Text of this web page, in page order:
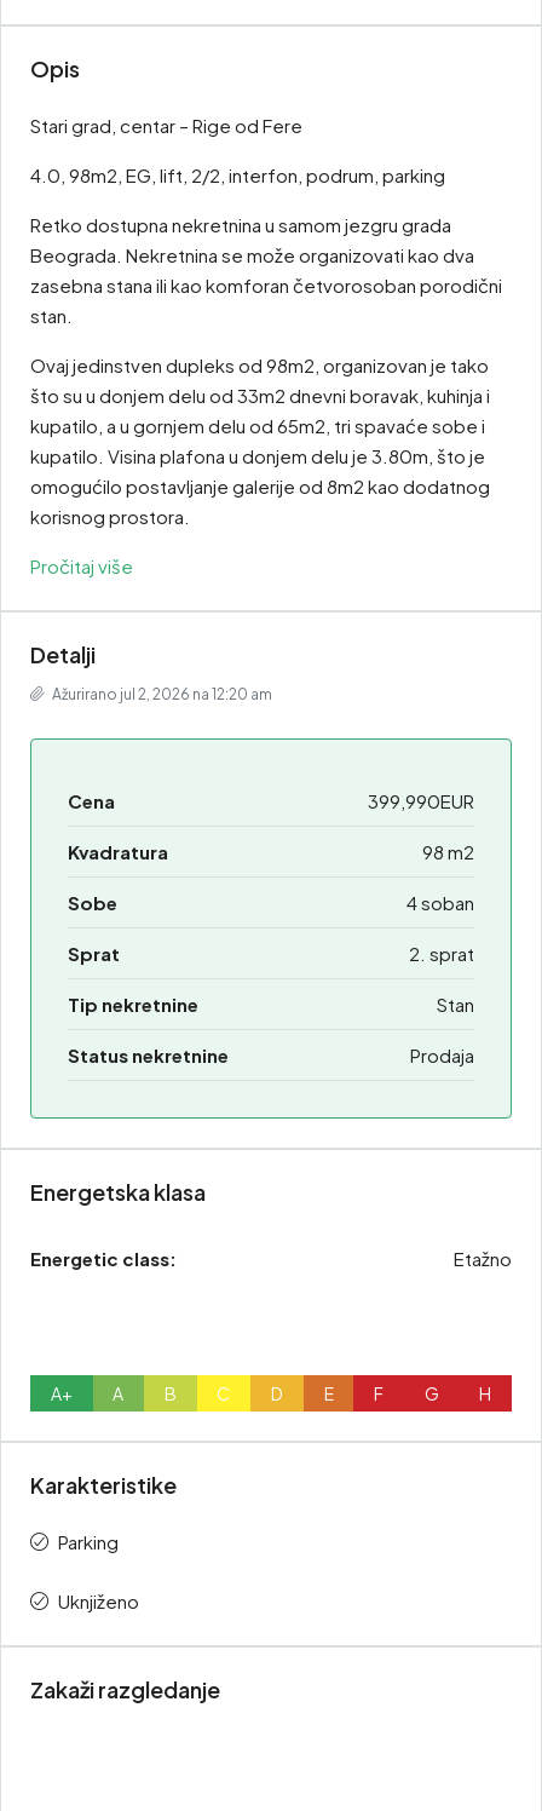
Opis
Stari grad, centar – Rige od Fere
4.0, 98m2, EG, lift, 2/2, interfon, podrum, parking
Retko dostupna nekretnina u samom jezgru grada
Beograda. Nekretnina se može organizovati kao dva
zasebna stana ili kao komforan četvorosoban porodični
stan.
Ovaj jedinstven dupleks od 98m2, organizovan je tako
što su u donjem delu od 33m2 dnevni boravak, kuhinja i
kupatilo, a u gornjem delu od 65m2, tri spavaće sobe i
kupatilo. Visina plafona u donjem delu je 3.80m, što je
omogućilo postavljanje galerije od 8m2 kao dodatnog
korisnog prostora.
Pročitaj više
Detalji
Ažurirano jul 2, 2026 na 12:20 am
Cena 399,990EUR
Kvadratura 98 m2
Sobe 4 soban
Sprat 2. sprat
Tip nekretnine Stan
Status nekretnine Prodaja
Energetska klasa
Energetic class: Etažno
A+ A B C D E F G H
Karakteristike
Parking
Uknjiženo
Zakaži razgledanje